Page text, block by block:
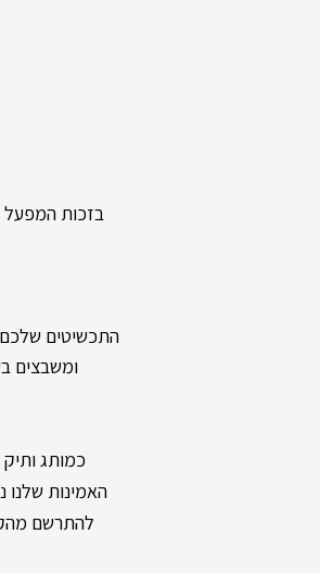
בזכות המפעל
התכשיטים שלכם
ומשבצים
כמותג ותיק
האמינות שלנו נשענת על מעל 40 שנות וותק
להתרשם